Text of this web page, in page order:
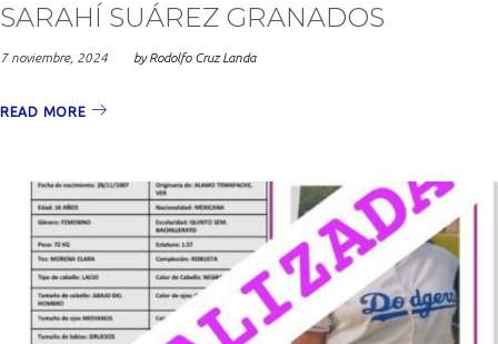
SARAHÍ SUÁREZ GRANADOS
7 noviembre, 2024 byRodolfo Cruz Landa
READ MORE